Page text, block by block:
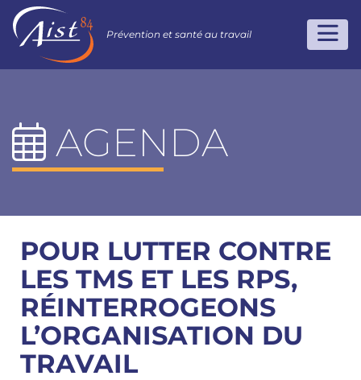
Prévention et santé au travail
AGENDA
POUR LUTTER CONTRE
LES TMS ET LES RPS,
RÉINTERROGEONS
L’ORGANISATION DU
TRAVAIL